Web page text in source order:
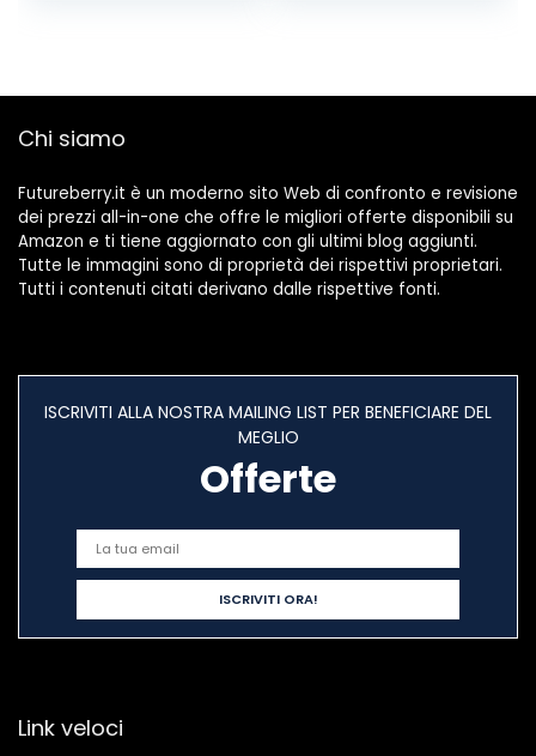
Aromi e Coloranti,
500ml
Chi siamo
Futureberry.it è un moderno sito Web di confronto e revisione
dei prezzi all-in-one che offre le migliori offerte disponibili su
Amazon e ti tiene aggiornato con gli ultimi blog aggiunti.
Tutte le immagini sono di proprietà dei rispettivi proprietari.
Tutti i contenuti citati derivano dalle rispettive fonti.
ISCRIVITI ALLA NOSTRA MAILING LIST PER BENEFICIARE DEL
MEGLIO
Offerte
Link veloci